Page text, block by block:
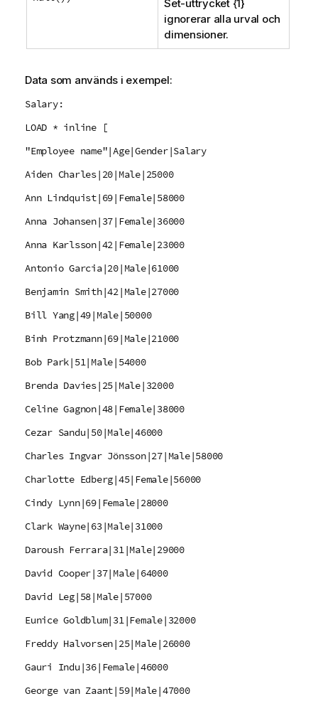
Set-uttrycket {1}
ignorerar alla urval och
dimensioner.
Data som används i exempel:
Salary:
LOAD * inline [
"Employee name"|Age|Gender|Salary
Aiden Charles|20|Male|25000
Ann Lindquist|69|Female|58000
Anna Johansen|37|Female|36000
Anna Karlsson|42|Female|23000
Antonio Garcia|20|Male|61000
Benjamin Smith|42|Male|27000
Bill Yang|49|Male|50000
Binh Protzmann|69|Male|21000
Bob Park|51|Male|54000
Brenda Davies|25|Male|32000
Celine Gagnon|48|Female|38000
Cezar Sandu|50|Male|46000
Charles Ingvar Jönsson|27|Male|58000
Charlotte Edberg|45|Female|56000
Cindy Lynn|69|Female|28000
Clark Wayne|63|Male|31000
Daroush Ferrara|31|Male|29000
David Cooper|37|Male|64000
David Leg|58|Male|57000
Eunice Goldblum|31|Female|32000
Freddy Halvorsen|25|Male|26000
Gauri Indu|36|Female|46000
George van Zaant|59|Male|47000